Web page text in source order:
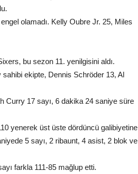
olamadı. Kelly Oubre Jr. 25, Miles
bu sezon 11. yenilgisini aldı.
sahibi ekipte, Dennis Schröder 13, Al
Curry 17 sayı, 6 dakika 24 saniye süre
yenerek üst üste dördüncü galibiyetine
5 sayı, 2 ribaunt, 4 asist, 2 blok ve
farkla 111-85 mağlup etti.